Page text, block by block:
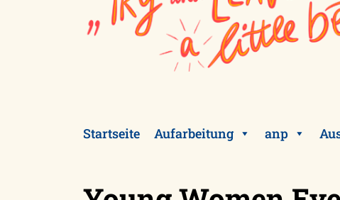
Startseite Aufarbeitung anp